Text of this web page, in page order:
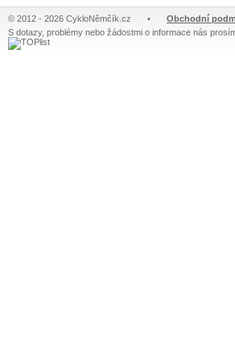
© 2012 - 2026 CykloNěmčík.cz • Obchodní
S dotazy, problémy nebo žádostmi o informace nás